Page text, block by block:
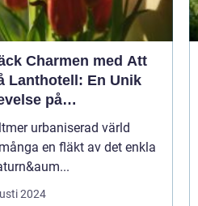
Charmen med Att
Lanthotell: En Unik
på
urbaniserad värld
en fläkt av det enkla
2024